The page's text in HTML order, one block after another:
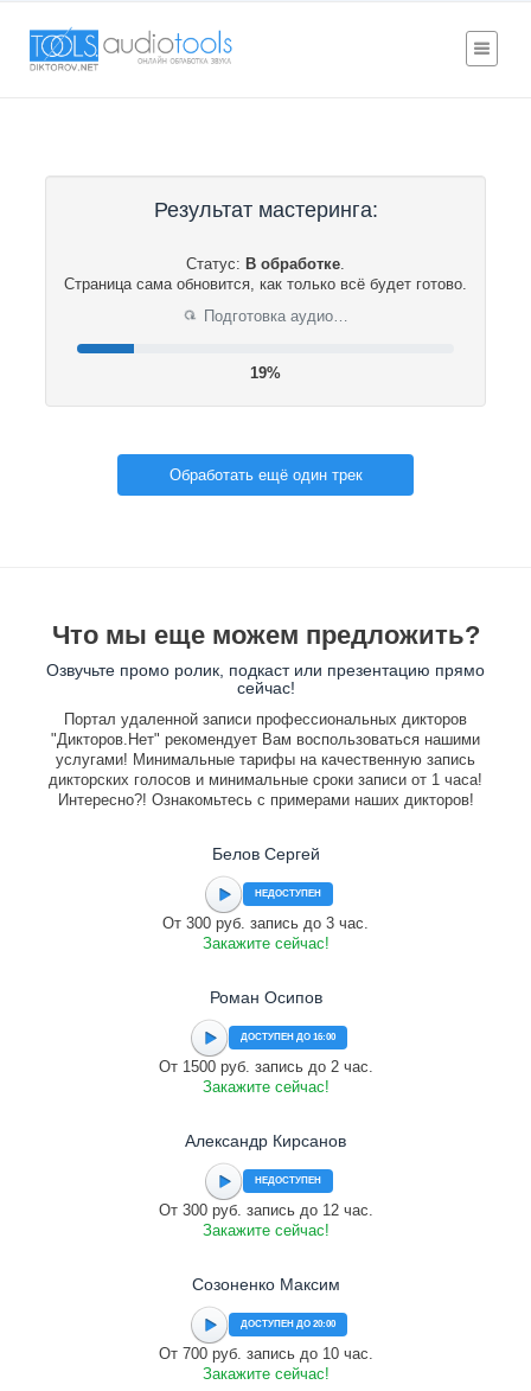
Результат мастеринга:
Статус: В обработке.
Страница сама обновится, как только всё будет готово.
⟳ Подготовка аудио…
19%
Обработать ещё один трек
Что мы еще можем предложить?
Озвучьте промо ролик, подкаст или презентацию прямо
сейчас!
Портал удаленной записи профессиональных дикторов
"Дикторов.Нет" рекомендует Вам воспользоваться нашими
услугами! Минимальные тарифы на качественную запись
дикторских голосов и минимальные сроки записи от 1 часа!
Интересно?! Ознакомьтесь с примерами наших дикторов!
Белов Сергей
НЕДОСТУПЕН
От 300 руб. запись до 3 час.
Закажите сейчас!
Роман Осипов
ДОСТУПЕН ДО 16:00
От 1500 руб. запись до 2 час.
Закажите сейчас!
Александр Кирсанов
НЕДОСТУПЕН
От 300 руб. запись до 12 час.
Закажите сейчас!
Созоненко Максим
ДОСТУПЕН ДО 20:00
От 700 руб. запись до 10 час.
Закажите сейчас!